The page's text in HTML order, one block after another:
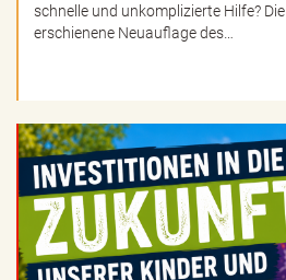
schnelle und unkomplizierte Hilfe?
erschienene Neuauflage des…